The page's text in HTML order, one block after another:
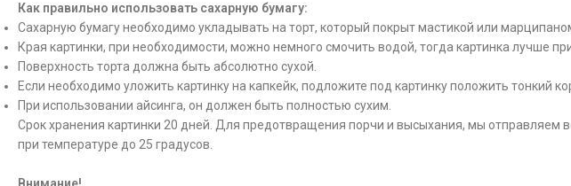
Как правильно использовать сахарную бумагу:
Сахарную бумагу необходимо укладывать на торт, который покрыт мастикой или
Края картинки, при необходимости, можно немного смочить водой, тогда картинка лучше
Поверхность торта должна быть абсолютно сухой.
Если необходимо уложить картинку на капкейк, подложите под картинку положить тонкий
При использовании айсинга, он должен быть полностью сухим.
Срок хранения картинки 20 дней. Для предотвращения порчи и высыхания, мы отправляем
при температуре до 25 градусов.